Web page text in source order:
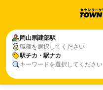
岡山県建部駅
職種を選択してください
駅チカ・駅ナカ
キーワードを選択してください